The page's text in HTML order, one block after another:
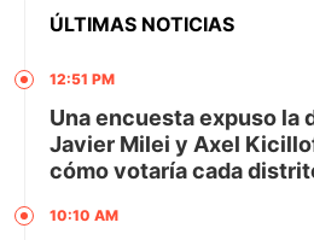
ÚLTIMAS NOTICIAS
12:51 PM
Una encuesta expuso la
Javier Milei y Axel
cómo votaría cada
10:10 AM